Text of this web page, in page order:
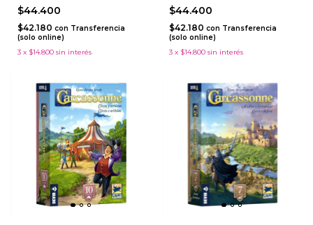
$44.400
$42.180 con Transferencia
(solo online)
3 x $14.800 sin interés
$44.400
$42.180 con Transferencia
(solo online)
3 x $14.800 sin interés